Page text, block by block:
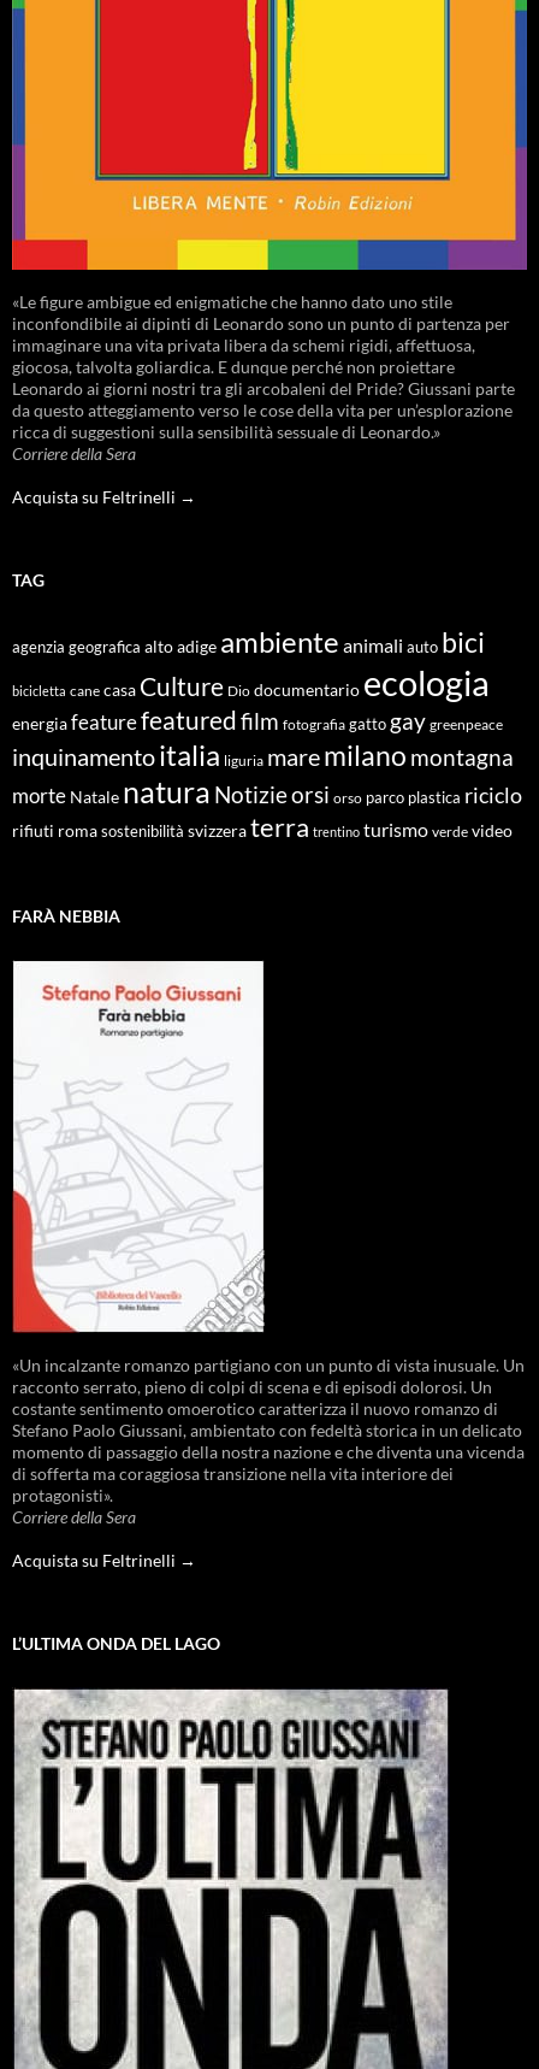
«Le figure ambigue ed enigmatiche che hanno dato uno stile
inconfondibile ai dipinti di Leonardo sono un punto di partenza per
immaginare una vita privata libera da schemi rigidi, affettuosa,
giocosa, talvolta goliardica. E dunque perché non proiettare
Leonardo ai giorni nostri tra gli arcobaleni del Pride? Giussani parte
da questo atteggiamento verso le cose della vita per un’esplorazione
ricca di suggestioni sulla sensibilità sessuale di Leonardo.»
Corriere della Sera
Acquista su Feltrinelli →
TAG
agenzia geografica alto adige ambiente animali auto bici
bicicletta cane casa Culture Dio documentario ecologia
energiafeaturefeaturedfilm fotografia gatto gay greenpeace
inquinamentoitalia liguria maremilano montagna
morte Natale natura Notizieorsi orso parco plastica riciclo
rifiuti roma sostenibilità svizzeraterra trentino turismo verde video
FARÀ NEBBIA
«Un incalzante romanzo partigiano con un punto di vista inusuale. Un
racconto serrato, pieno di colpi di scena e di episodi dolorosi. Un
costante sentimento omoerotico caratterizza il nuovo romanzo di
Stefano Paolo Giussani, ambientato con fedeltà storica in un delicato
momento di passaggio della nostra nazione e che diventa una vicenda
di sofferta ma coraggiosa transizione nella vita interiore dei
protagonisti».
Corriere della Sera
Acquista su Feltrinelli →
L’ULTIMA ONDA DEL LAGO